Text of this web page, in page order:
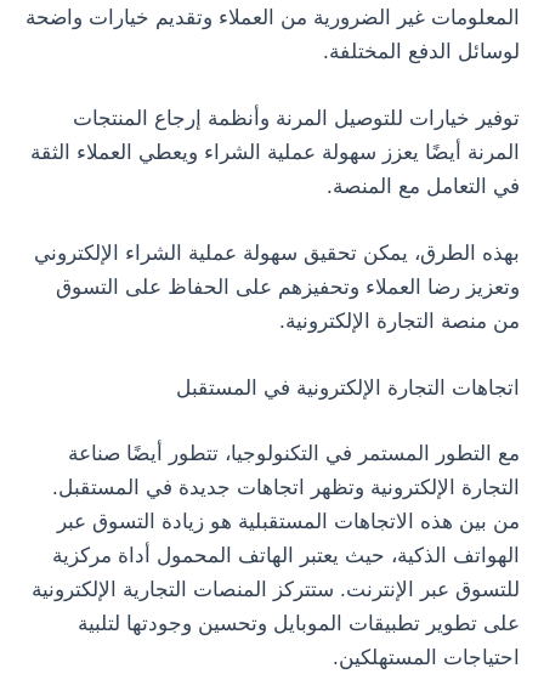
المعلومات غير الضرورية من العملاء وتقديم خيارات واضحة
لوسائل الدفع المختلفة.
توفير خيارات للتوصيل المرنة وأنظمة إرجاع المنتجات
المرنة أيضًا يعزز سهولة عملية الشراء ويعطي العملاء الثقة
في التعامل مع المنصة.
بهذه الطرق، يمكن تحقيق سهولة عملية الشراء الإلكتروني
وتعزيز رضا العملاء وتحفيزهم على الحفاظ على التسوق
من منصة التجارة الإلكترونية.
اتجاهات التجارة الإلكترونية في المستقبل
مع التطور المستمر في التكنولوجيا، تتطور أيضًا صناعة
التجارة الإلكترونية وتظهر اتجاهات جديدة في المستقبل.
من بين هذه الاتجاهات المستقبلية هو زيادة التسوق عبر
الهواتف الذكية، حيث يعتبر الهاتف المحمول أداة مركزية
للتسوق عبر الإنترنت. ستتركز المنصات التجارية الإلكترونية
على تطوير تطبيقات الموبايل وتحسين وجودتها لتلبية
احتياجات المستهلكين.